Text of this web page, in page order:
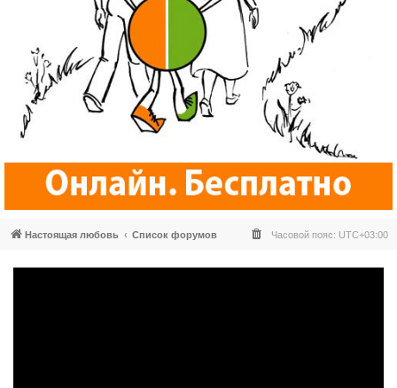
Настоящая любовь Список форумов Часовой пояс: UTC+03:00